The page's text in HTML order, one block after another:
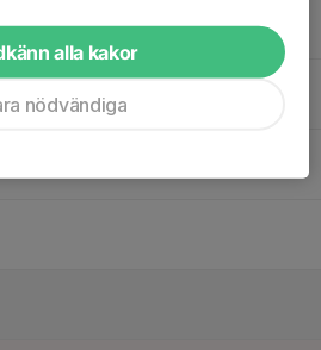
alla kakor
nödvändiga